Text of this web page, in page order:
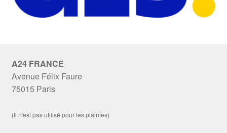
A24 FRANCE
Avenue Félix Faure
75015 Paris
(Il n'est pas utilisé pour les plaintes)